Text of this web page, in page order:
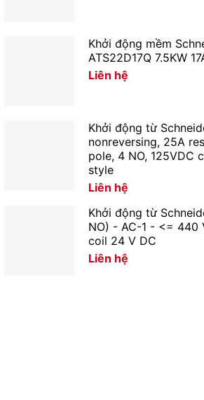
Khởi động mềm
ATS22D17Q 7.5KW
Liên hệ
Khởi động từ
nonreversing, 25A
pole, 4 NO, 125VDC
style
Liên hệ
Khởi động từ
NO) - AC-1 - <= 440
coil 24 V DC
Liên hệ